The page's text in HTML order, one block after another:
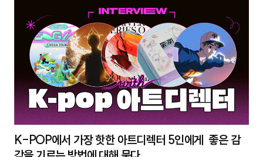
K-POP에서 가장 핫한 아트디렉터 5인에게 좋은 감